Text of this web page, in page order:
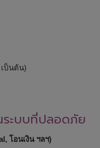
ป็นต้น)
ระบบที่ปลอดภัย
โอนเงิน ฯลฯ)